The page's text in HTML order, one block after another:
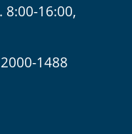
16:00,
1488